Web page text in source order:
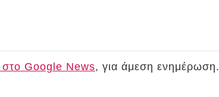
Google News, για άμεση ενημέρωση.